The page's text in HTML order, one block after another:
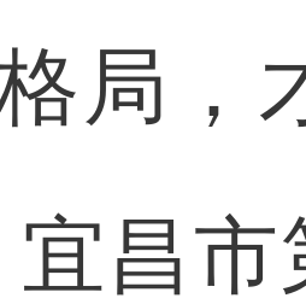
局，
宜昌